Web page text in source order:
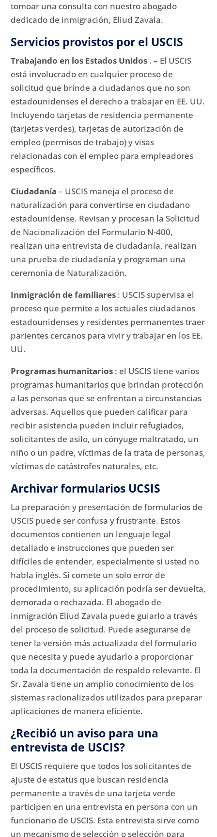
tomoar una consulta con nuestro abogado
dedicado de inmigración, Eliud Zavala.
Servicios provistos por el USCIS
Trabajando en los Estados Unidos . – El USCIS
está involucrado en cualquier proceso de
solicitud que brinde a ciudadanos que no son
estadounidenses el derecho a trabajar en EE. UU.
Incluyendo tarjetas de residencia permanente
(tarjetas verdes), tarjetas de autorización de
empleo (permisos de trabajo) y visas
relacionadas con el empleo para empleadores
específicos.
Ciudadanía – USCIS maneja el proceso de
naturalización para convertirse en ciudadano
estadounidense. Revisan y procesan la Solicitud
de Nacionalización del Formulario N-400,
realizan una entrevista de ciudadanía, realizan
una prueba de ciudadanía y programan una
ceremonia de Naturalización.
Inmigración de familiares : USCIS supervisa el
proceso que permite a los actuales ciudadanos
estadounidenses y residentes permanentes traer
parientes cercanos para vivir y trabajar en los EE.
UU.
Programas humanitarios : el USCIS tiene varios
programas humanitarios que brindan protección
a las personas que se enfrentan a circunstancias
adversas. Aquellos que pueden calificar para
recibir asistencia pueden incluir refugiados,
solicitantes de asilo, un cónyuge maltratado, un
niño o un padre, víctimas de la trata de personas,
víctimas de catástrofes naturales, etc.
Archivar formularios UCSIS
La preparación y presentación de formularios de
USCIS puede ser confusa y frustrante. Estos
documentos contienen un lenguaje legal
detallado e instrucciones que pueden ser
difíciles de entender, especialmente si usted no
habla inglés. Si comete un solo error de
procedimiento, su aplicación podría ser devuelta,
demorada o rechazada. El abogado de
inmigración Eliud Zavala puede guiarlo a través
del proceso de solicitud. Puede asegurarse de
tener la versión más actualizada del formulario
que necesita y puede ayudarlo a proporcionar
toda la documentación de respaldo relevante. El
Sr. Zavala tiene un amplio conocimiento de los
sistemas racionalizados utilizados para preparar
aplicaciones de manera eficiente.
¿Recibió un aviso para una
entrevista de USCIS?
El USCIS requiere que todos los solicitantes de
ajuste de estatus que buscan residencia
permanente a través de una tarjeta verde
participen en una entrevista en persona con un
funcionario de USCIS. Esta entrevista sirve como
un mecanismo de selección o selección para